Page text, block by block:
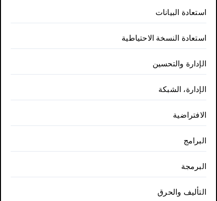
استعادة البيانات
استعادة النسخة الاحتياطية
الإدارة والتحسين
الإدارة، الشبكة
الافتراضية
البرامج
البرمجة
التأليف والحرق